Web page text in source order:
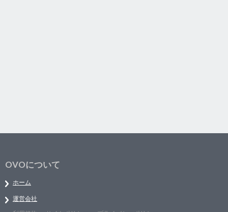
OVOについて
ホーム
運営会社